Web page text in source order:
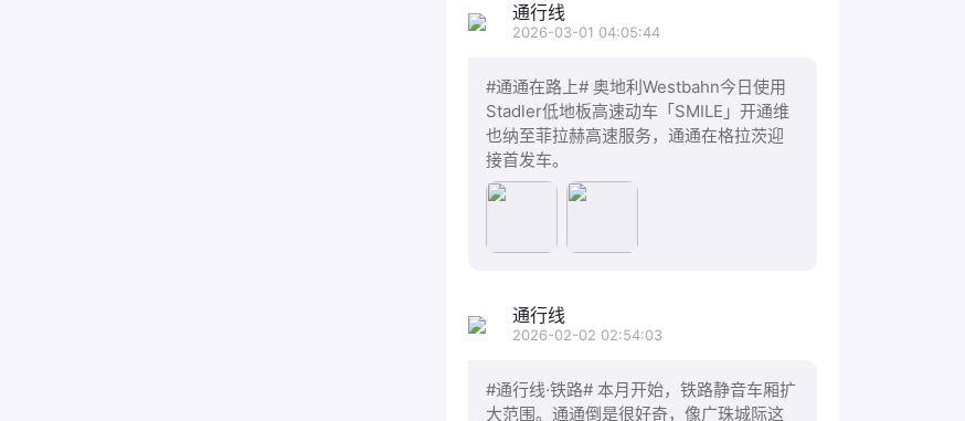
通行线
2026-03-01 04:05:44
#通通在路上# 奥地利Westbahn今日使用
Stadler低地板高速动车「SMILE」开通维
也纳至菲拉赫高速服务，通通在格拉茨迎
接首发车。
通行线
2026-02-02 02:54:03
#通行线·铁路# 本月开始，铁路静音车厢扩
大范围。通通倒是很好奇，像广珠城际这